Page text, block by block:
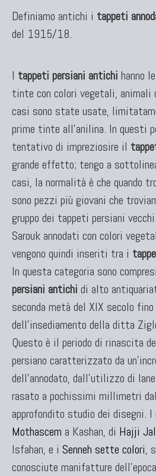
TAPPETI ANTICHI DA COLLEZIONE
Tappeti Cinesi Antichi
Tappeti Turcomanni Antichi
Tappeti Agra Antichi E
KILIM
Kilim Vecchi E Antichi
Kilim Nuovi
Nuovissimi Kilim India
Arazzi E Ricami
TAPPETI PER ARREDAMENTO
Tappeti Turchi Vecchi E Nuovi
Tappeti Turcomanni Vecchi
Tappeti Ghazni
Tappeti Beluci
Tappeti Dal Mondo
Definiamo antichi i tappeti
del 1915/18.
I tappeti persiani antichi hanno
tinte con colori vegetali, animali
casi sono state usate,
prime tinte all'anilina. In questi
tentativo di impreziosire il
grande effetto; tengo a
casi, la normalità è che quando
sono pezzi più giovani che
gruppo dei tappeti persiani
Sarouk annodati con colori
vengono quindi inseriti tra i
In questa categoria sono
persiani antichi di alto
seconda metà del XIX secolo
dell'insediamento della ditta
Questo è il periodo di rinascita
persiano caratterizzato da
dell'annodato, dall'utilizzo di
rasato a pochissimi millimetri dal
approfondito studio dei disegni. I
Mothascem a Kashan, di Hajji
Isfahan, e i Senneh sette colori,
conosciute manifatture